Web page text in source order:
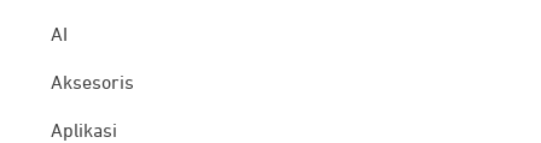
AI
Aksesoris
Aplikasi